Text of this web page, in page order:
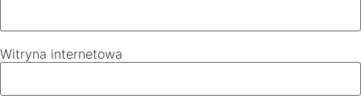
Witryna internetowa